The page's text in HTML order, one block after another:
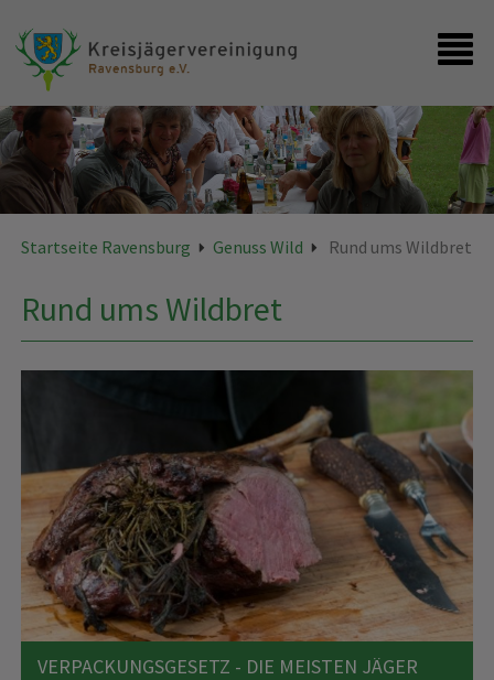
Startseite
Kontakt
Startseite Ravensburg Genuss Wild Rund ums Wildbret
Rund ums Wildbret
VERPACKUNGSGESETZ - DIE MEISTEN JÄGER